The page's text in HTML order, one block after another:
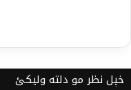
خپل نظر مو دلته ولیکئ